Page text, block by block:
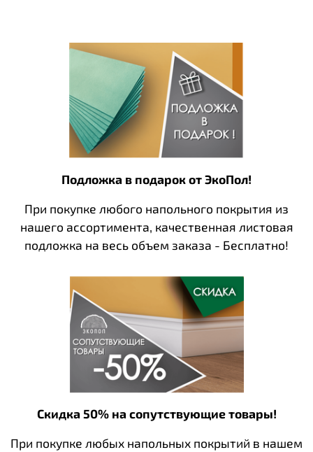
Подложка в подарок от ЭкоПол!
При покупке любого напольного покрытия из
нашего ассортимента, качественная листовая
подложка на весь объем заказа - Бесплатно!
Скидка 50% на сопутствующие товары!
При покупке любых напольных покрытий в нашем